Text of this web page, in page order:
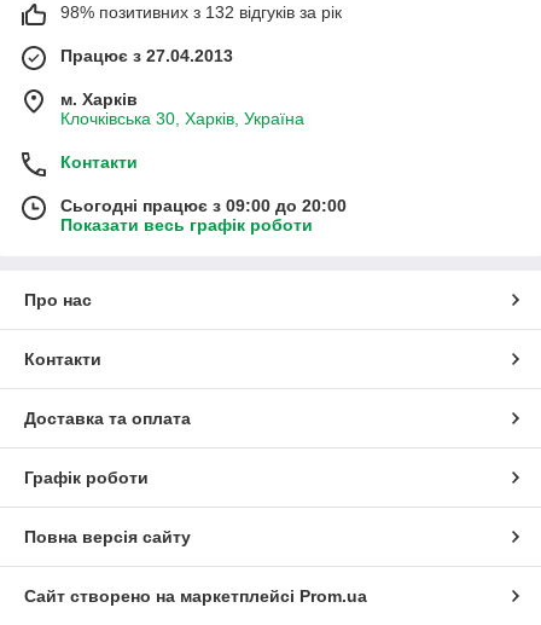
98% позитивних з 132 відгуків за рік
Працює з 27.04.2013
м. Харків
Клочківська 30, Харків, Україна
Контакти
Сьогодні працює з 09:00 до 20:00
Показати весь графік роботи
Про нас
Контакти
Доставка та оплата
Графік роботи
Повна версія сайту
Сайт створено на маркетплейсі Prom.ua